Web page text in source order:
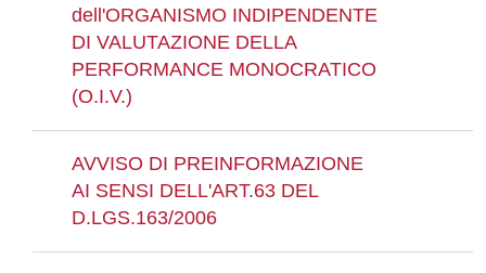
dell'ORGANISMO INDIPENDENTE
DI VALUTAZIONE DELLA
PERFORMANCE MONOCRATICO
(O.I.V.)
AVVISO DI PREINFORMAZIONE
AI SENSI DELL'ART.63 DEL
D.LGS.163/2006